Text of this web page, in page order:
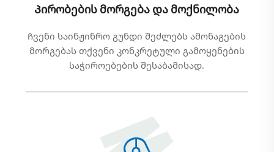
Პირობების მორგება და მოქნილობა
Ჩვენი საინჟინრო გუნდი შეძლებს ამონაგების
მორგებას თქვენი კონკრეტული გამოყენების
საჭიროებების შესაბამისად.